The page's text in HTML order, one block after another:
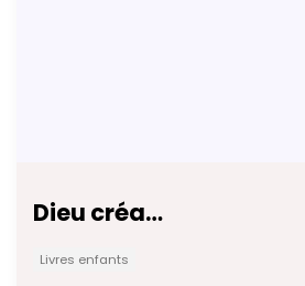
Dieu créa…
Livres enfants